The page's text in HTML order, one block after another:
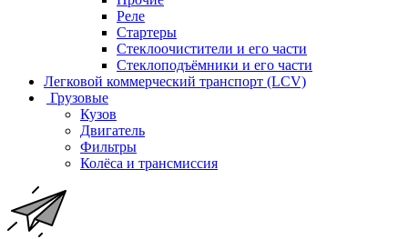
Реле
Стартеры
Стеклоочистители и его части
Стеклоподъёмники и его части
Легковой коммерческий транспорт (LCV)
Грузовые
Кузов
Двигатель
Фильтры
Колёса и трансмиссия